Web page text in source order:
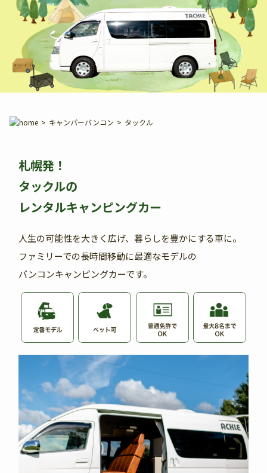
> キャンパーバンコン > タックル
札幌発！
タックルの
レンタルキャンピングカー
人生の可能性を大きく広げ、暮らしを豊かにする車に。
ファミリーでの長時間移動に最適なモデルの
バンコンキャンピングカーです。